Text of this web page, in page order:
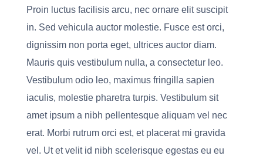
Proin luctus facilisis arcu, nec ornare elit suscipit
in. Sed vehicula auctor molestie. Fusce est orci,
dignissim non porta eget, ultrices auctor diam.
Mauris quis vestibulum nulla, a consectetur leo.
Vestibulum odio leo, maximus fringilla sapien
iaculis, molestie pharetra turpis. Vestibulum sit
amet ipsum a nibh pellentesque aliquam vel nec
erat. Morbi rutrum orci est, et placerat mi gravida
vel. Ut et velit id nibh scelerisque egestas eu eu